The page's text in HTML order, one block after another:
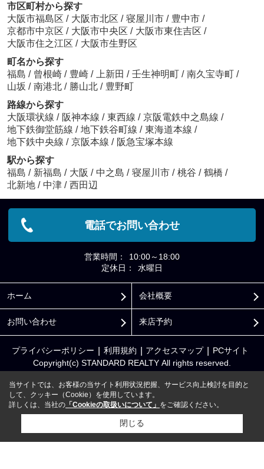
市区町村から探す
大阪市福島区 / 大阪市北区 / 寝屋川市 / 豊中市 /
京都市中京区 / 大阪市中央区 / 大阪市東住吉区 /
大阪市住之江区 / 大阪市生野区
町名から探す
福島 / 曾根崎 / 豊崎 / 上新田 / 壬生神明町 / 南久宝寺町 /
山坂 / 南港北 / 勝山北 / 豊野町
路線から探す
大阪環状線 / 阪神本線 / 東西線 / 京阪電鉄中之島線 /
地下鉄御堂筋線 / 地下鉄谷町線 / 東海道本線 /
地下鉄中央線 / 京阪本線 / 阪急宝塚本線
駅から探す
福島 / 新福島 / 大阪 / 中之島 / 寝屋川市 / 桃谷 / 鶴橋 /
北新地 / 中津 / 西田辺
電話でお問い合わせ
営業時間：
10:00～18:00
定休日：
水曜日
ホーム 会社概要
お問い合わせ 来店予約
プライバシーポリシー 利用規約 アクセスマップ PCサイト
Copyright(c) STANDARD REALTY All rights reserved.
当サイトでは、お客様の当サイト利用状況把握、サービス向上検討を目的と
して、クッキー（Cookie）を使用しています。
詳しくは、当社の 「Cookieの取扱いについて」 をご確認ください。
閉じる